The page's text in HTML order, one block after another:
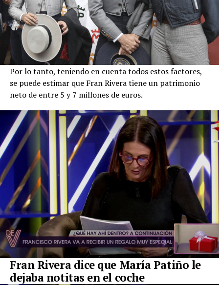
Por lo tanto, teniendo en cuenta todos estos factores,
se puede estimar que Fran Rivera tiene un patrimonio
neto de entre 5 y 7 millones de euros.
Fran Rivera dice que María Patiño le
dejaba notitas en el coche